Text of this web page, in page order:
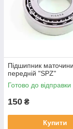
Підшипник
передній "SPZ"
Готово до відправки
150 ₴
Купити